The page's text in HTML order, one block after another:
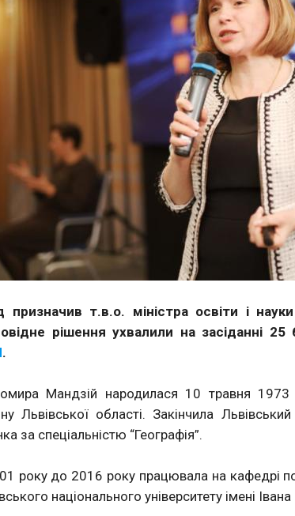
призначив т.в.о. міністра освіти і
рішення ухвалили на засіданні
.
Мандзій народилася 10 травня 1973
Львівської області. Закінчила
за спеціальністю “Географія”.
року до 2016 року працювала на кафедрі
національного університету імені